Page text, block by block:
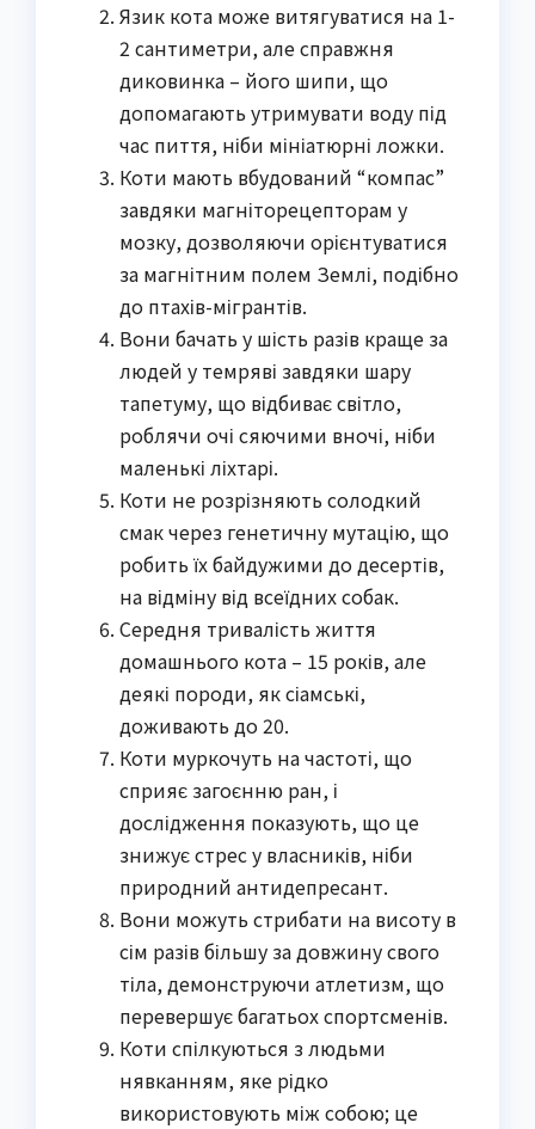
Язик кота може витягуватися на 1-
2 сантиметри, але справжня
диковинка – його шипи, що
допомагають утримувати воду під
час пиття, ніби мініатюрні ложки.
Коти мають вбудований “компас”
завдяки магніторецепторам у
мозку, дозволяючи орієнтуватися
за магнітним полем Землі, подібно
до птахів-мігрантів.
Вони бачать у шість разів краще за
людей у темряві завдяки шару
тапетуму, що відбиває світло,
роблячи очі сяючими вночі, ніби
маленькі ліхтарі.
Коти не розрізняють солодкий
смак через генетичну мутацію, що
робить їх байдужими до десертів,
на відміну від всеїдних собак.
Середня тривалість життя
домашнього кота – 15 років, але
деякі породи, як сіамські,
доживають до 20.
Коти муркочуть на частоті, що
сприяє загоєнню ран, і
дослідження показують, що це
знижує стрес у власників, ніби
природний антидепресант.
Вони можуть стрибати на висоту в
сім разів більшу за довжину свого
тіла, демонструючи атлетизм, що
перевершує багатьох спортсменів.
Коти спілкуються з людьми
нявканням, яке рідко
використовують між собою; це